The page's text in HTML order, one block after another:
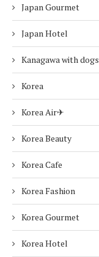
Japan Gourmet
Japan Hotel
Kanagawa with dogs
Korea
Korea Air✈︎
Korea Beauty
Korea Cafe
Korea Fashion
Korea Gourmet
Korea Hotel